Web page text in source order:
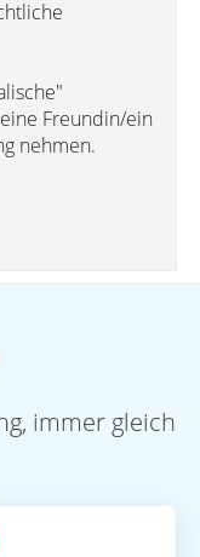
Freundin/ein
nehmen.
immer gleich